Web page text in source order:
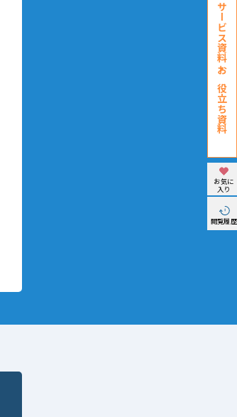
サービス資料・
お役立ち資料
お気に
入り
閲覧履歴